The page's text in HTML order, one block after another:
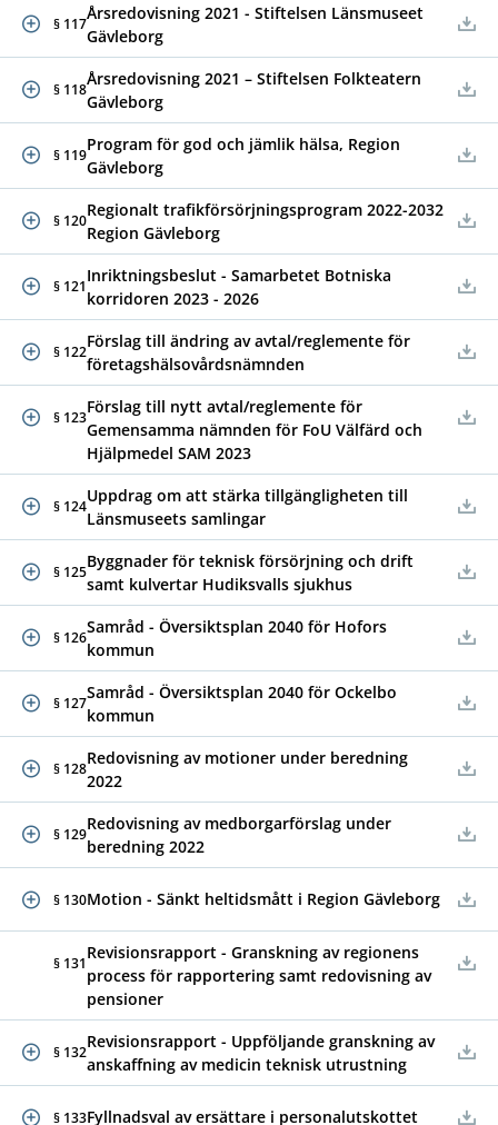
§ 117
Årsredovisning 2021 - Stiftelsen Länsmuseet
Gävleborg
§ 118
Årsredovisning 2021 – Stiftelsen Folkteatern
Gävleborg
§ 119
Program för god och jämlik hälsa, Region
Gävleborg
§ 120
Regionalt trafikförsörjningsprogram 2022-2032
Region Gävleborg
§ 121
Inriktningsbeslut - Samarbetet Botniska
korridoren 2023 - 2026
§ 122
Förslag till ändring av avtal/reglemente för
företagshälsovårdsnämnden
§ 123
Förslag till nytt avtal/reglemente för
Gemensamma nämnden för FoU Välfärd och
Hjälpmedel SAM 2023
§ 124
Uppdrag om att stärka tillgängligheten till
Länsmuseets samlingar
§ 125
Byggnader för teknisk försörjning och drift
samt kulvertar Hudiksvalls sjukhus
§ 126
Samråd - Översiktsplan 2040 för Hofors
kommun
§ 127
Samråd - Översiktsplan 2040 för Ockelbo
kommun
§ 128
Redovisning av motioner under beredning
2022
§ 129
Redovisning av medborgarförslag under
beredning 2022
§ 130Motion - Sänkt heltidsmått i Region Gävleborg
§ 131
Revisionsrapport - Granskning av regionens
process för rapportering samt redovisning av
pensioner
§ 132
Revisionsrapport - Uppföljande granskning av
anskaffning av medicin teknisk utrustning
§ 133Fyllnadsval av ersättare i personalutskottet